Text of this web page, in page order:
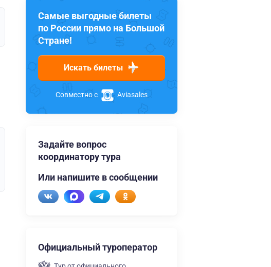
Самые выгодные билеты
по России прямо на Большой
Стране!
Искать билеты
Совместно с Aviasales
Задайте вопрос
координатору тура
Или напишите в сообщении
Официальный туроператор